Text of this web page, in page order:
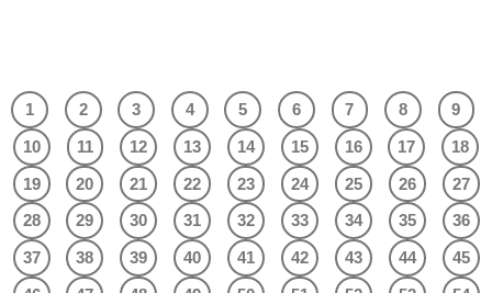
1 2 3 4 5 6 7 8
9
10
11 12 13 14 15 16 17
18
19
20 21 22 23 24 25 26
27
28
29 30 31 32 33 34 35
36
37
38 39 40 41 42 43 44
45